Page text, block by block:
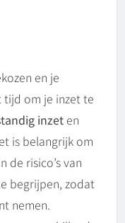
en je
tijd om je inzet te
inzet en
is belangrijk om
de risico’s van
begrijpen, zodat
nemen.